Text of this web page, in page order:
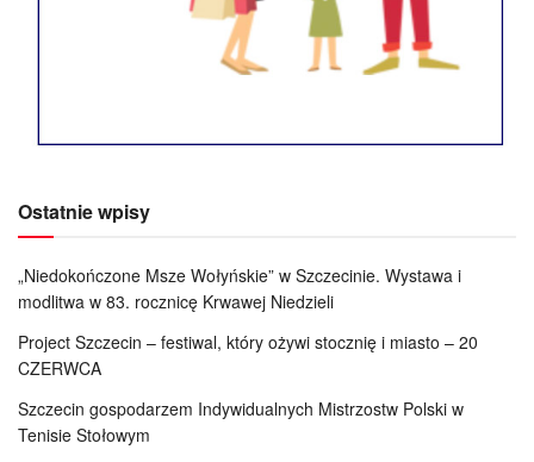
Ostatnie wpisy
„Niedokończone Msze Wołyńskie” w Szczecinie. Wystawa i
modlitwa w 83. rocznicę Krwawej Niedzieli
Project Szczecin – festiwal, który ożywi stocznię i miasto – 20
CZERWCA
Szczecin gospodarzem Indywidualnych Mistrzostw Polski w
Tenisie Stołowym